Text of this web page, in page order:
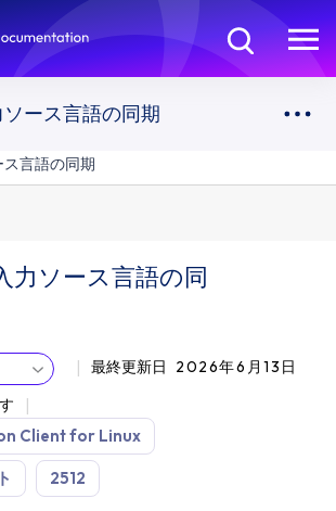
ース言語の同期
言語の同期
力ソース言語の同
最終更新日
2026年6月13日
Client for Linux
2512